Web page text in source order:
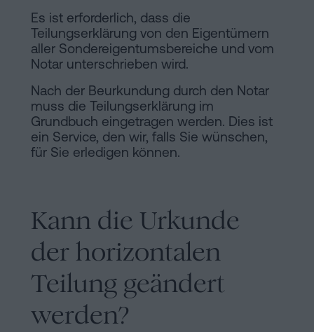
Es ist erforderlich, dass die
Teilungserklärung von den Eigentümern
aller Sondereigentumsbereiche und vom
Notar unterschrieben wird.
Nach der Beurkundung durch den Notar
muss die Teilungserklärung im
Grundbuch eingetragen werden. Dies ist
ein Service, den wir, falls Sie wünschen,
für Sie erledigen können.
Kann die Urkunde
der horizontalen
Teilung geändert
werden?